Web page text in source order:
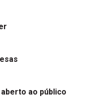
ao público